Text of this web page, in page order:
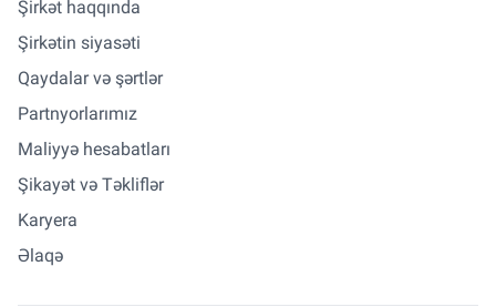
Şirkət haqqında
Şirkətin siyasəti
Qaydalar və şərtlər
Partnyorlarımız
Maliyyə hesabatları
Şikayət və Təkliflər
Karyera
Əlaqə